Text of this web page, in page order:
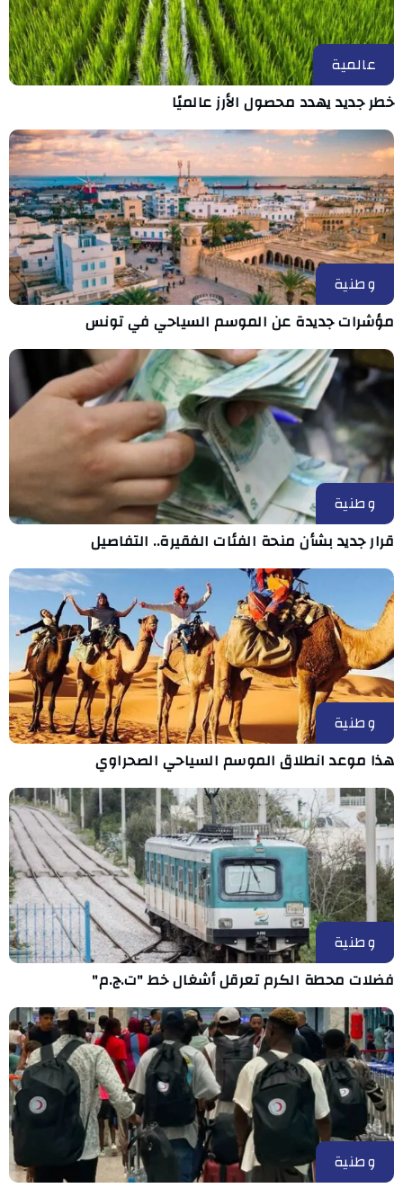
عالمية
خطر جديد يهدد محصول الأرز عالميًا
وطنية
مؤشرات جديدة عن الموسم السياحي في تونس
وطنية
قرار جديد بشأن منحة الفئات الفقيرة.. التفاصيل
وطنية
هذا موعد انطلاق الموسم السياحي الصحراوي
وطنية
فضلات محطة الكرم تعرقل أشغال خط "ت.ج.م"
وطنية